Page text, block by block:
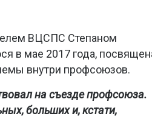
ВЦСПС Степаном
в мае 2017 года,
внутри профсоюзов.
на съезде профсоюза.
больших и, кстати,